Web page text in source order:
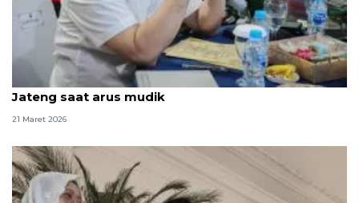
Gubernur: 1,3 juta kendaraan masuk ke wilayah
Jateng saat arus mudik
21 Maret 2026